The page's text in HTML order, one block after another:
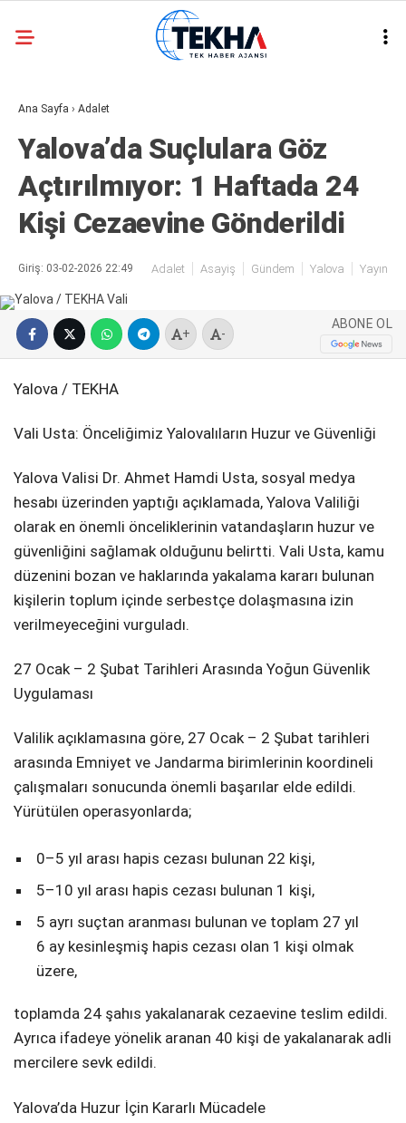
WhatsApp İhbar
Hattı
Facebook
Youtube
32.3
ASAYIŞ
GÜNDEM
GENEL
POLITIKA
SIYASET
SPOR
SERVISLER
Ana Sayfa › Adalet
Yalova’da Suçlulara Göz
Açtırılmıyor: 1 Haftada 24
Kişi Cezaevine Gönderildi
Giriş: 03-02-2026 22:49 Adalet Asayiş Gündem Yalova Yayın
+ -
ABONE OL
Yalova / TEKHA
Vali Usta: Önceliğimiz Yalovalıların Huzur ve Güvenliği
Yalova Valisi Dr. Ahmet Hamdi Usta, sosyal medya
hesabı üzerinden yaptığı açıklamada, Yalova Valiliği
olarak en önemli önceliklerinin vatandaşların huzur ve
güvenliğini sağlamak olduğunu belirtti. Vali Usta, kamu
düzenini bozan ve haklarında yakalama kararı bulunan
kişilerin toplum içinde serbestçe dolaşmasına izin
verilmeyeceğini vurguladı.
27 Ocak – 2 Şubat Tarihleri Arasında Yoğun Güvenlik
Uygulaması
Valilik açıklamasına göre, 27 Ocak – 2 Şubat tarihleri
arasında Emniyet ve Jandarma birimlerinin koordineli
çalışmaları sonucunda önemli başarılar elde edildi.
Yürütülen operasyonlarda;
0–5 yıl arası hapis cezası bulunan 22 kişi,
5–10 yıl arası hapis cezası bulunan 1 kişi,
5 ayrı suçtan aranması bulunan ve toplam 27 yıl
6 ay kesinleşmiş hapis cezası olan 1 kişi olmak
üzere,
toplamda 24 şahıs yakalanarak cezaevine teslim edildi.
Ayrıca ifadeye yönelik aranan 40 kişi de yakalanarak adli
mercilere sevk edildi.
Yalova’da Huzur İçin Kararlı Mücadele